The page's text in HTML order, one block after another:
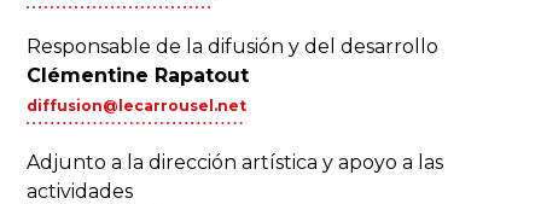
Responsable de la difusión y del desarrollo
Clémentine Rapatout
diffusion@lecarrousel.net
Adjunto a la dirección artística y apoyo a las
actividades